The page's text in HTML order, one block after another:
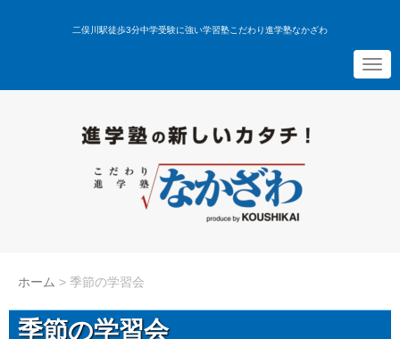
二俣川駅徒歩3分中学受験に強い学習塾こだわり進学塾なかざわ
N
a
v
ホーム > 季節の学習会
季節の学習会